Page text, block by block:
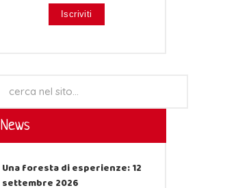
News
Una foresta di esperienze: 12
settembre 2026